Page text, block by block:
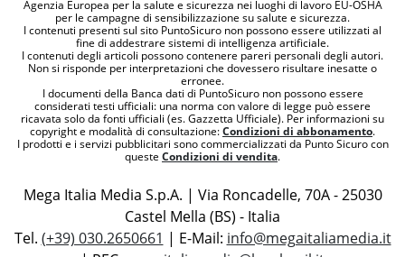
Agenzia Europea per la salute e sicurezza nei luoghi di lavoro EU-OSHA
per le campagne di sensibilizzazione su salute e sicurezza.
I contenuti presenti sul sito PuntoSicuro non possono essere utilizzati al
fine di addestrare sistemi di intelligenza artificiale.
I contenuti degli articoli possono contenere pareri personali degli autori.
Non si risponde per interpretazioni che dovessero risultare inesatte o
erronee.
I documenti della Banca dati di PuntoSicuro non possono essere
considerati testi ufficiali: una norma con valore di legge può essere
ricavata solo da fonti ufficiali (es. Gazzetta Ufficiale). Per informazioni su
copyright e modalità di consultazione:Condizioni di abbonamento.
I prodotti e i servizi pubblicitari sono commercializzati da Punto Sicuro con
queste Condizioni di vendita.
Mega Italia Media S.p.A. | Via Roncadelle, 70A - 25030
Castel Mella (BS) - Italia
Tel. (+39) 030.2650661 | E-Mail: info@megaitaliamedia.it